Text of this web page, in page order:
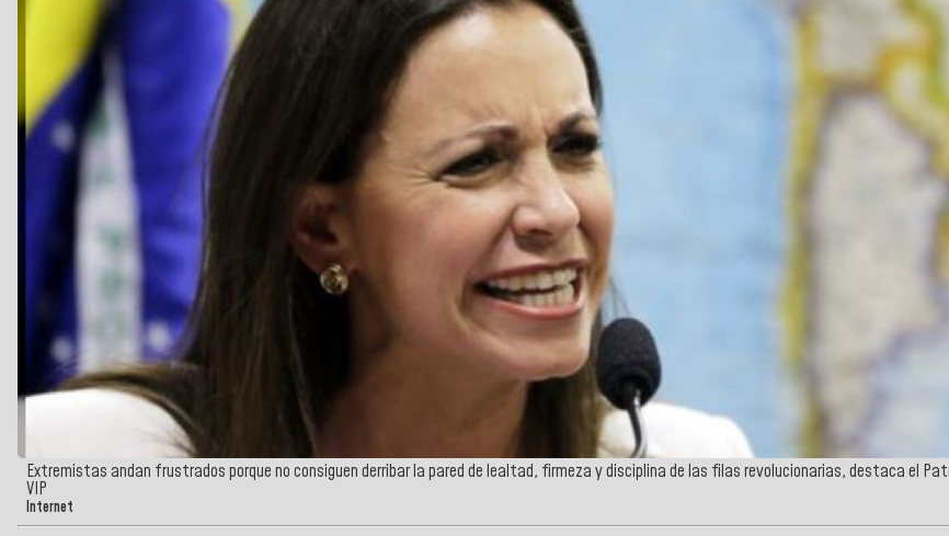
Extremistas andan frustrados porque no consiguen derribar la pared de lealtad, firmeza y disciplina de las filas revolucionarias, destaca el
VIP
Internet